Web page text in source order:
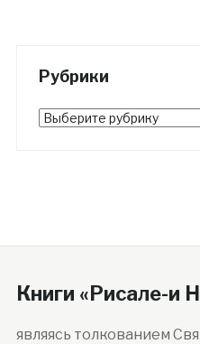
Рубрики
Рубрики
Книги «Рисале-и
являясь толкованием